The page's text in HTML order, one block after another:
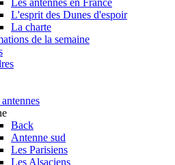
Les antennes en France
L'esprit des Dunes d'espoir
La charte
de la semaine
Back
Antenne sud
Les Parisiens
Les Alsaciens